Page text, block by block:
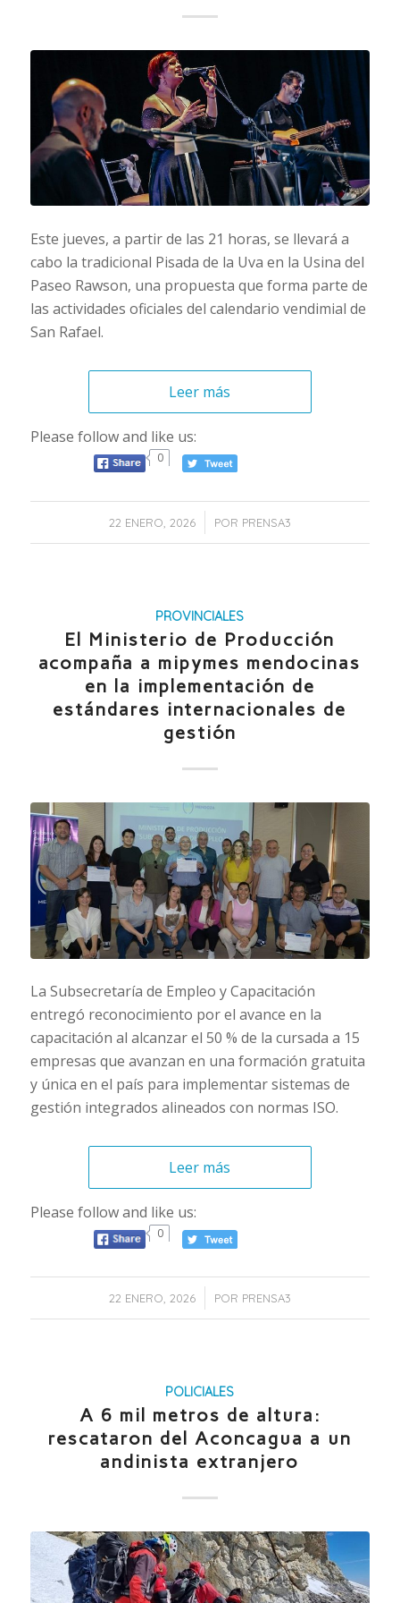
Este jueves, a partir de las 21 horas, se llevará a
cabo la tradicional Pisada de la Uva en la Usina del
Paseo Rawson, una propuesta que forma parte de
las actividades oficiales del calendario vendimial de
San Rafael.
Leer más
Please follow and like us:
0
22 ENERO, 2026
/ POR PRENSA3
PROVINCIALES
El Ministerio de Producción
acompaña a mipymes mendocinas
en la implementación de
estándares internacionales de
gestión
La Subsecretaría de Empleo y Capacitación
entregó reconocimiento por el avance en la
capacitación al alcanzar el 50 % de la cursada a 15
empresas que avanzan en una formación gratuita
y única en el país para implementar sistemas de
gestión integrados alineados con normas ISO.
Leer más
Please follow and like us:
0
22 ENERO, 2026
/ POR PRENSA3
POLICIALES
A 6 mil metros de altura:
rescataron del Aconcagua a un
andinista extranjero